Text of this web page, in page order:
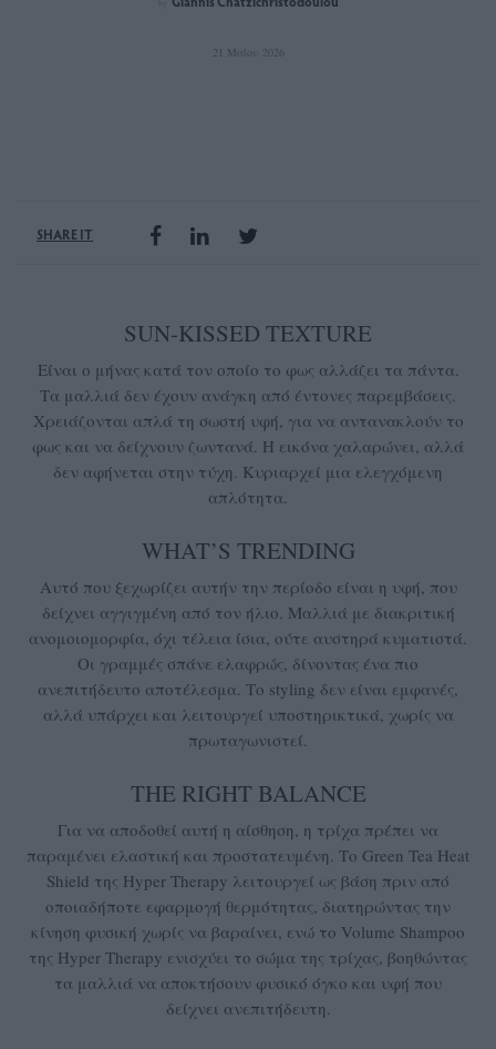
21 Μαΐου 2026
SHARE IT
SUN-KISSED TEXTURE
Είναι ο μήνας κατά τον οποίο το φως αλλάζει τα πάντα.
Τα μαλλιά δεν έχουν ανάγκη από έντονες παρεμβάσεις.
Χρειάζονται απλά τη σωστή υφή, για να αντανακλούν το
φως και να δείχνουν ζωντανά. Η εικόνα χαλαρώνει, αλλά
δεν αφήνεται στην τύχη. Κυριαρχεί μια ελεγχόμενη
απλότητα.
WHAT’S TRENDING
Αυτό που ξεχωρίζει αυτήν την περίοδο είναι η υφή, που
δείχνει αγγιγμένη από τον ήλιο. Μαλλιά με διακριτική
ανομοιομορφία, όχι τέλεια ίσια, ούτε αυστηρά κυματιστά.
Οι γραμμές σπάνε ελαφρώς, δίνοντας ένα πιο
ανεπιτήδευτο αποτέλεσμα. Το styling δεν είναι εμφανές,
αλλά υπάρχει και λειτουργεί υποστηρικτικά, χωρίς να
πρωταγωνιστεί.
THE RIGHT BALANCE
Για να αποδοθεί αυτή η αίσθηση, η τρίχα πρέπει να
παραμένει ελαστική και προστατευμένη. Το Green Tea Heat
Shield της Hyper Therapy λειτουργεί ως βάση πριν από
οποιαδήποτε εφαρμογή θερμότητας, διατηρώντας την
κίνηση φυσική χωρίς να βαραίνει, ενώ το Volume Shampoo
της Hyper Therapy ενισχύει το σώμα της τρίχας, βοηθώντας
τα μαλλιά να αποκτήσουν φυσικό όγκο και υφή που
δείχνει ανεπιτήδευτη.